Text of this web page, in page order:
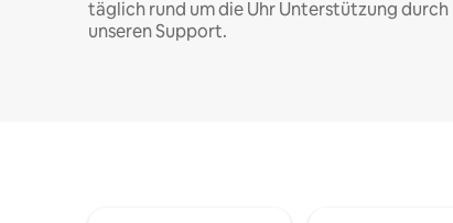
täglich rund um die Uhr Unterstützung durch
unseren Support.